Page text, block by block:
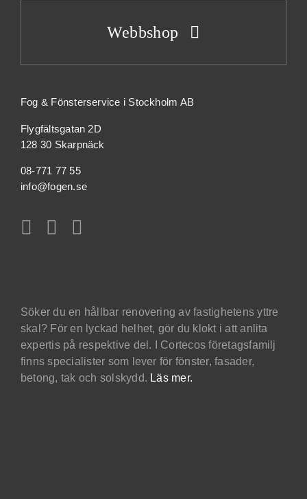
Webbshop
Fog & Fönsterservice i Stockholm AB
Flygfältsgatan 2D
128 30 Skarpnäck
08-771 77 55
info@fogen.se
Söker du en hållbar renovering av fastighetens yttre
skal? För en lyckad helhet, gör du klokt i att anlita
expertis på respektive del. I Cortecos företagsfamilj
finns specialister som lever för fönster, fasader,
betong, tak och solskydd. Läs mer.